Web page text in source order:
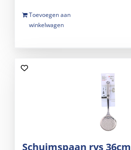
Toevoegen aan
winkelwagen
Schuimspaan rvs 36cm